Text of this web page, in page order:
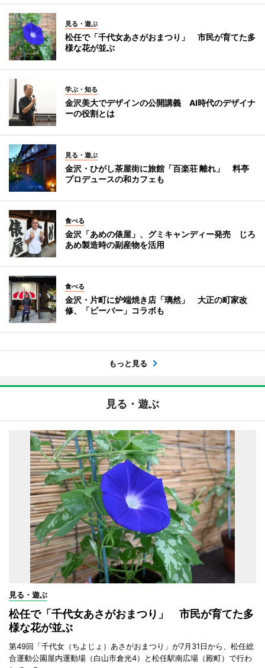
見る・遊ぶ
松任で「千代女あさがおまつり」 市民が育てた多
様な花が並ぶ
学ぶ・知る
金沢美大でデザインの公開講義 AI時代のデザイナ
ーの役割とは
見る・遊ぶ
金沢・ひがし茶屋街に旅館「百楽荘 離れ」 料亭
プロデュースの和カフェも
食べる
金沢「あめの俵屋」、グミキャンディー発売 じろ
あめ製造時の副産物を活用
食べる
金沢・片町に炉端焼き店「璃然」 大正の町家改
修、「ビーバー」コラボも
もっと見る
見る・遊ぶ
見る・遊ぶ
松任で「千代女あさがおまつり」 市民が育てた多
様な花が並ぶ
第49回「千代女（ちよじょ）あさがおまつり」が7月31日から、松任総
合運動公園屋内運動場（白山市倉光4）と松任駅南広場（殿町）で行わ